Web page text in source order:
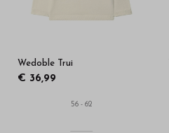
Wedoble Trui
€ 36,99
56 - 62